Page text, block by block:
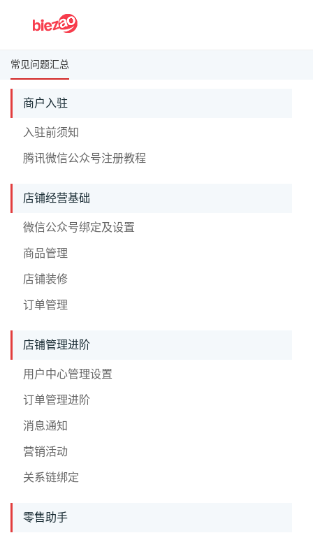
常见问题汇总
商户入驻
入驻前须知
腾讯微信公众号注册教程
店铺经营基础
微信公众号绑定及设置
商品管理
店铺装修
订单管理
店铺管理进阶
用户中心管理设置
订单管理进阶
消息通知
营销活动
关系链绑定
零售助手